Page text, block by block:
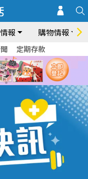
報 購物情報
定期存款